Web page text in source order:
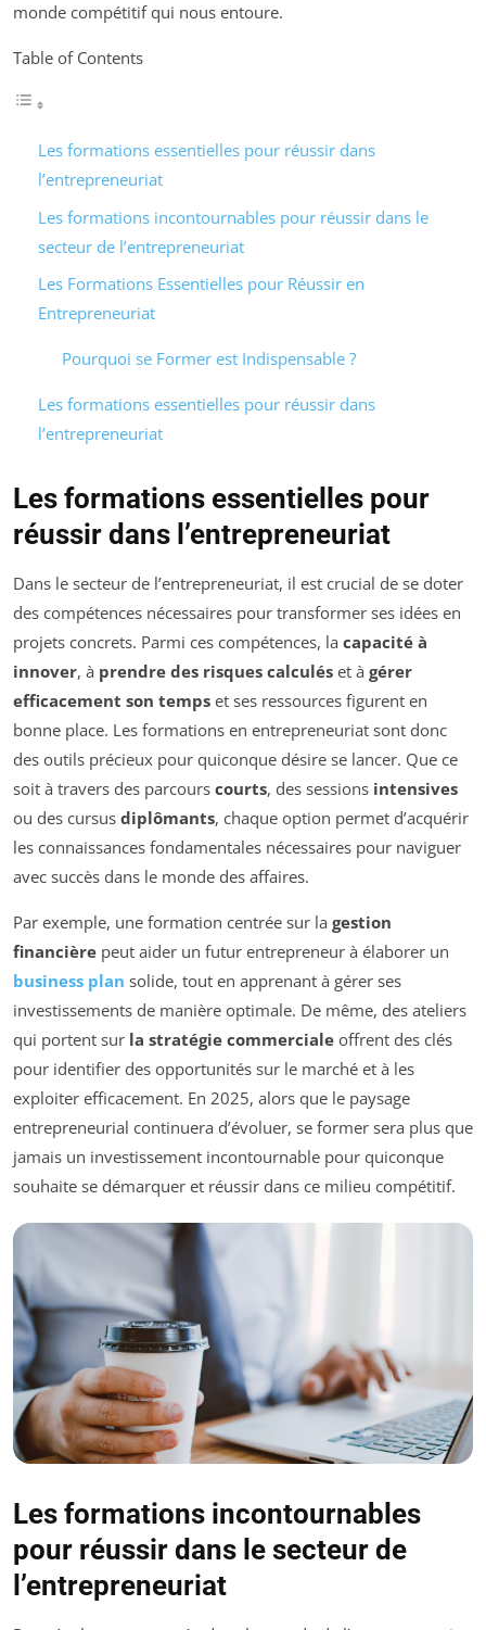
monde compétitif qui nous entoure.
Table of Contents
Les formations essentielles pour réussir dans
l’entrepreneuriat
Les formations incontournables pour réussir dans le
secteur de l’entrepreneuriat
Les Formations Essentielles pour Réussir en
Entrepreneuriat
Pourquoi se Former est Indispensable ?
Les formations essentielles pour réussir dans
l’entrepreneuriat
Les formations essentielles pour
réussir dans l’entrepreneuriat
Dans le secteur de l’entrepreneuriat, il est crucial de se doter
des compétences nécessaires pour transformer ses idées en
projets concrets. Parmi ces compétences, la capacité à
innover, à prendre des risques calculés et à gérer
efficacement son temps et ses ressources figurent en
bonne place. Les formations en entrepreneuriat sont donc
des outils précieux pour quiconque désire se lancer. Que ce
soit à travers des parcours courts, des sessions intensives
ou des cursus diplômants, chaque option permet d’acquérir
les connaissances fondamentales nécessaires pour naviguer
avec succès dans le monde des affaires.
Par exemple, une formation centrée sur la gestion
financière peut aider un futur entrepreneur à élaborer un
business plan solide, tout en apprenant à gérer ses
investissements de manière optimale. De même, des ateliers
qui portent sur la stratégie commerciale offrent des clés
pour identifier des opportunités sur le marché et à les
exploiter efficacement. En 2025, alors que le paysage
entrepreneurial continuera d’évoluer, se former sera plus que
jamais un investissement incontournable pour quiconque
souhaite se démarquer et réussir dans ce milieu compétitif.
Les formations incontournables
pour réussir dans le secteur de
l’entrepreneuriat